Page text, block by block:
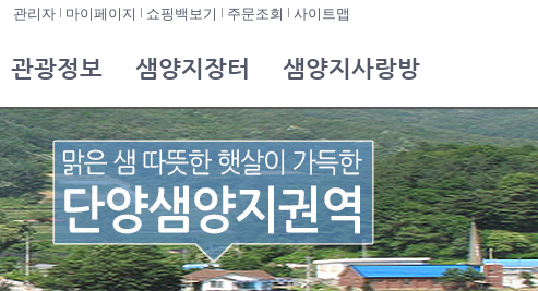
관리자 마이페이지 쇼핑백보기 주문조회 사이트맵
관광정보 샘양지장터 샘양지사랑방